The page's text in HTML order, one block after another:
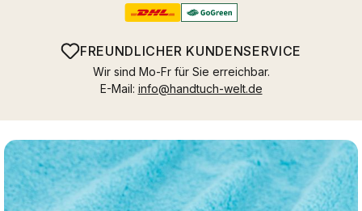
FREUNDLICHER KUNDENSERVICE
Wir sind Mo-Fr für Sie erreichbar.
E-Mail: info@handtuch-welt.de